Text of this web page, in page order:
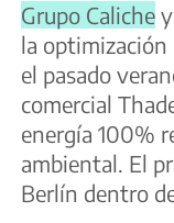
Grupo Caliche y
la optimización
el pasado
comercial
energía 100%
ambiental. El
Berlín dentro